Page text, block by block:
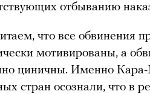
отбыванию
что все обвинения
мотивированы, а
циничны. Именно Кара-
стран осознали, что в